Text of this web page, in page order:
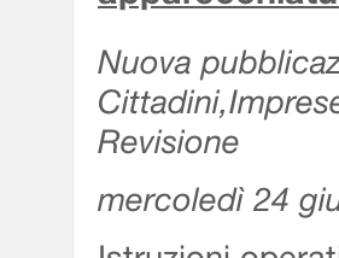
Nuova
Revisione
mercoledì 24